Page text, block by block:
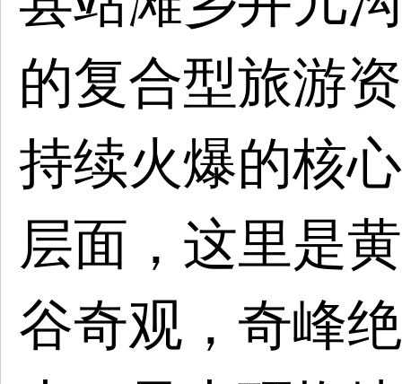
的复合型旅游
持续火爆的核
层面，这里是
谷奇观，奇峰